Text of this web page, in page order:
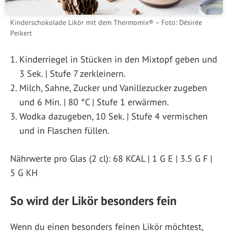
Kinderschokolade Likör mit dem Thermomix® – Foto: Désirée
Peikert
Kinderriegel in Stücken in den Mixtopf geben und
3 Sek. | Stufe 7 zerkleinern.
Milch, Sahne, Zucker und Vanillezucker zugeben
und 6 Min. | 80 °C | Stufe 1 erwärmen.
Wodka dazugeben, 10 Sek. | Stufe 4 vermischen
und in Flaschen füllen.
Nährwerte pro Glas (2 cl): 68 KCAL | 1 G E | 3.5 G F |
5 G KH
So wird der Likör besonders fein
Wenn du einen besonders feinen Likör möchtest,